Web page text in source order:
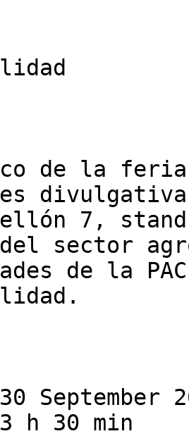
de la
7, stand
sector
de la
30
h 30 min